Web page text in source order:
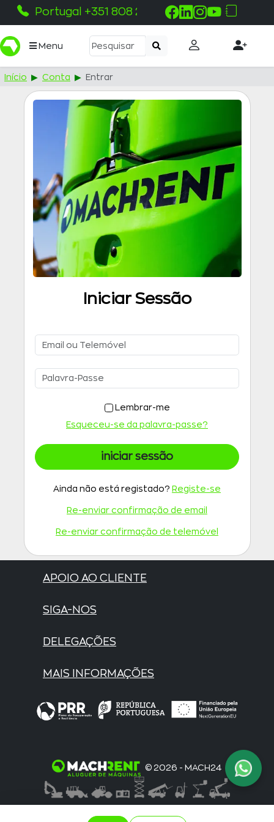
Portugal +351 808 215 115
Menu
Início Conta Entrar
Iniciar Sessão
Lembrar-me
Esqueceu-se da palavra-passe?
iniciar sessão
Ainda não está registado? Registe-se
Re-enviar confirmação de email
Re-enviar confirmação de telemóvel
APOIO AO CLIENTE
SIGA-NOS
DELEGAÇÕES
MAIS INFORMAÇÕES
© 2026 - MACH24